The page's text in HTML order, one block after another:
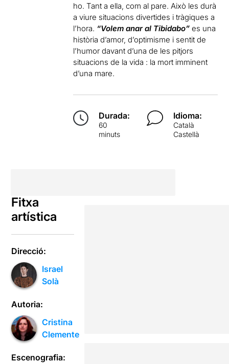
ho. Tant a ella, com al pare. Això les durà
a viure situacions divertides i tràgiques a
l’hora. “Volem anar al Tibidabo” es una
història d’amor, d’optimisme i sentit de
l’humor davant d’una de les pitjors
situacions de la vida : la mort imminent
d’una mare.
Durada:
60
minuts
Idioma:
Català
Castellà
Fitxa
artística
Direcció:
Israel
Solà
Autoria:
Cristina
Clemente
Escenografia: